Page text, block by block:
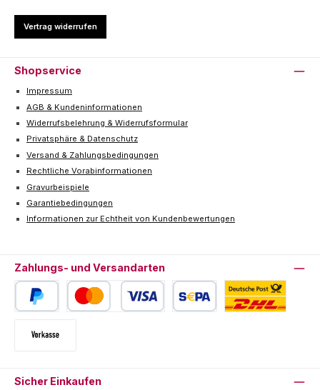
Vertrag widerrufen
Shopservice
Impressum
AGB & Kundeninformationen
Widerrufsbelehrung & Widerrufsformular
Privatsphäre & Datenschutz
Versand & Zahlungsbedingungen
Rechtliche Vorabinformationen
Gravurbeispiele
Garantiebedingungen
Informationen zur Echtheit von Kundenbewertungen
Zahlungs- und Versandarten
Sicher Einkaufen